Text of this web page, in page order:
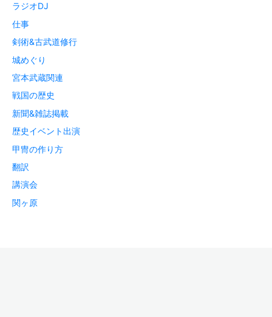
ラジオDJ
仕事
剣術&古武道修行
城めぐり
宮本武蔵関連
戦国の歴史
新聞&雑誌掲載
歴史イベント出演
甲冑の作り方
翻訳
講演会
関ヶ原